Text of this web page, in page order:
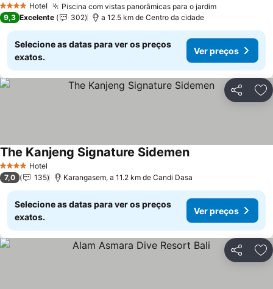
4 EstrelasHotel Piscina com vistas panorâmicas para o jardim
9,3 Excelente 302 a 12.5 km de Centro da cidade
Selecione as datas para ver os preços
exatos.
Ver preços
Partilhar
4 EstrelasHotel
The Kanjeng Signature Sidemen
7,0 135 Karangasem, a 11.2 km de Candi Dasa
Selecione as datas para ver os preços
exatos.
Ver preços
Partilhar